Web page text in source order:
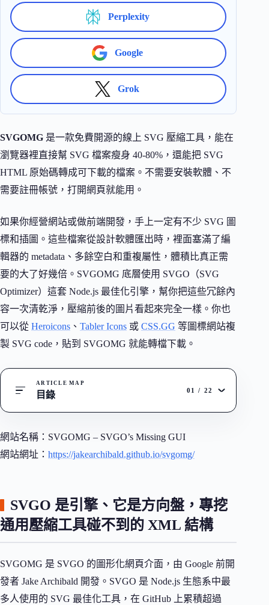
Perplexity
Google
Grok
SVGOMG 是一款免費開源的線上 SVG 壓縮工具，能在
瀏覽器裡直接幫 SVG 檔案瘦身 40-80%，還能把 SVG
HTML 原始碼轉成可下載的檔案。不需要安裝軟體、不
需要註冊帳號，打開網頁就能用。
如果你經營網站或做前端開發，手上一定有不少 SVG 圖
標和插圖。這些檔案從設計軟體匯出時，裡面塞滿了編
輯器的 metadata、多餘空白和重複屬性，體積比真正需
要的大了好幾倍。SVGOMG 底層使用 SVGO（SVG
Optimizer）這套 Node.js 最佳化引擎，幫你把這些冗餘內
容一次清乾淨，壓縮前後的圖片看起來完全一樣。你也
可以從 Heroicons 、 Tabler Icons 或 CSS.GG 等圖標網站複
製 SVG code，貼到 SVGOMG 就能轉檔下載。
ARTICLE MAP
目錄 01 / 22
網站名稱：SVGOMG – SVGO’s Missing GUI
網站網址： https://jakearchibald.github.io/svgomg/
SVGO 是引擎、它是方向盤，專挖
通用壓縮工具碰不到的 XML 結構
SVGOMG 是 SVGO 的圖形化網頁介面，由 Google 前開
發者 Jake Archibald 開發。SVGO 是 Node.js 生態系中最
多人使用的 SVG 最佳化工具，在 GitHub 上累積超過